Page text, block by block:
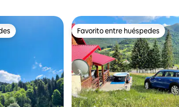
Favorito entre huéspedes
Favorito entre huéspedes